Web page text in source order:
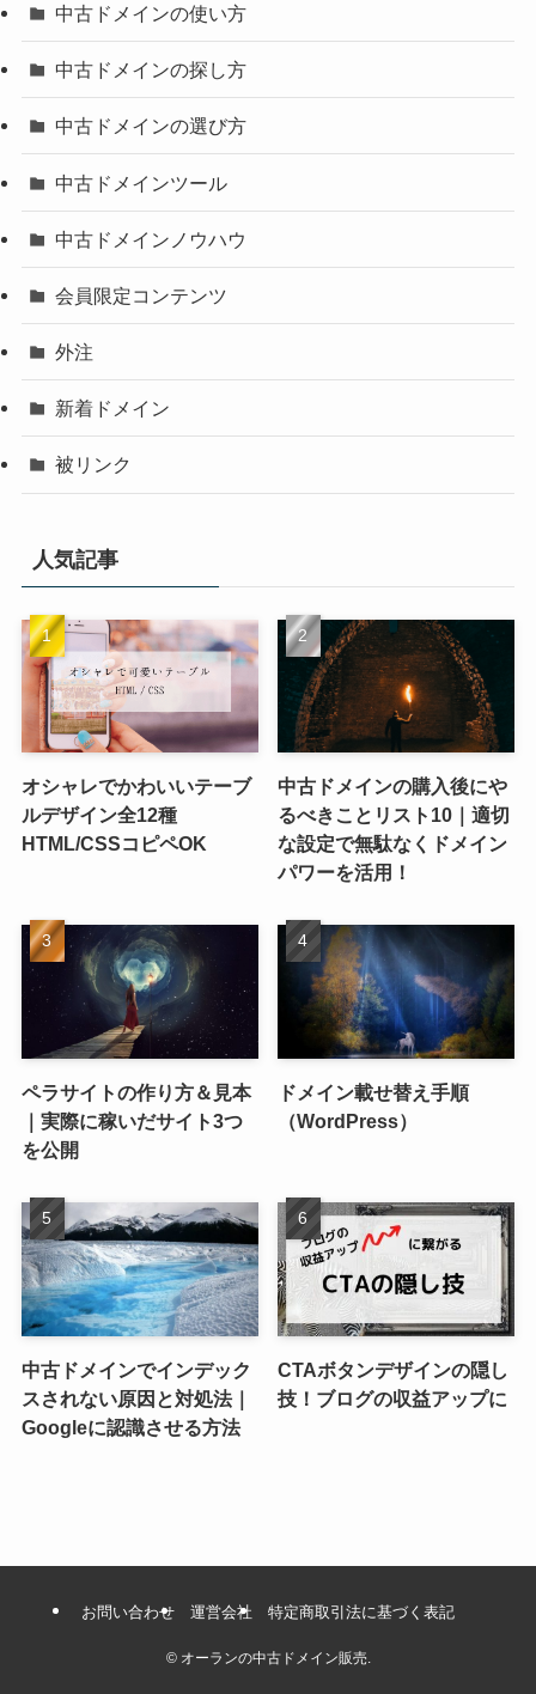
中古ドメインの使い方
中古ドメインの探し方
中古ドメインの選び方
中古ドメインツール
中古ドメインノウハウ
会員限定コンテンツ
外注
新着ドメイン
被リンク
人気記事
オシャレでかわいいテーブ
ルデザイン全12種
HTML/CSSコピペOK
中古ドメインの購入後にや
るべきことリスト10｜適切
な設定で無駄なくドメイン
パワーを活用！
ペラサイトの作り方＆見本
｜実際に稼いだサイト3つ
を公開
ドメイン載せ替え手順
（WordPress）
中古ドメインでインデック
スされない原因と対処法｜
Googleに認識させる方法
CTAボタンデザインの隠し
技！ブログの収益アップに
お問い合わせ 運営会社 特定商取引法に基づく表記
©オーランの中古ドメイン販売.